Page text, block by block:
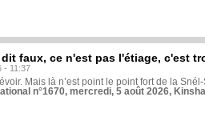
dit faux, ce n'est pas l'étiage, c'est
- 11:37
Mais là n’est point le point fort de la
n°1670, mercredi, 5 août 2026,